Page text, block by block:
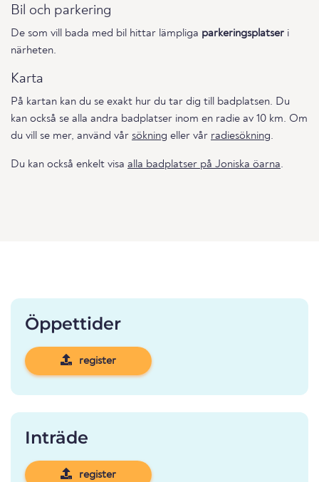
Bil och parkering
De som vill bada med bil hittar lämpliga parkeringsplatser i
närheten.
Karta
På kartan kan du se exakt hur du tar dig till badplatsen. Du
kan också se alla andra badplatser inom en radie av 10 km. Om
du vill se mer, använd vår sökning eller vår radiesökning.
Du kan också enkelt visa alla badplatser på Joniska öarna.
Öppettider
register
Inträde
register